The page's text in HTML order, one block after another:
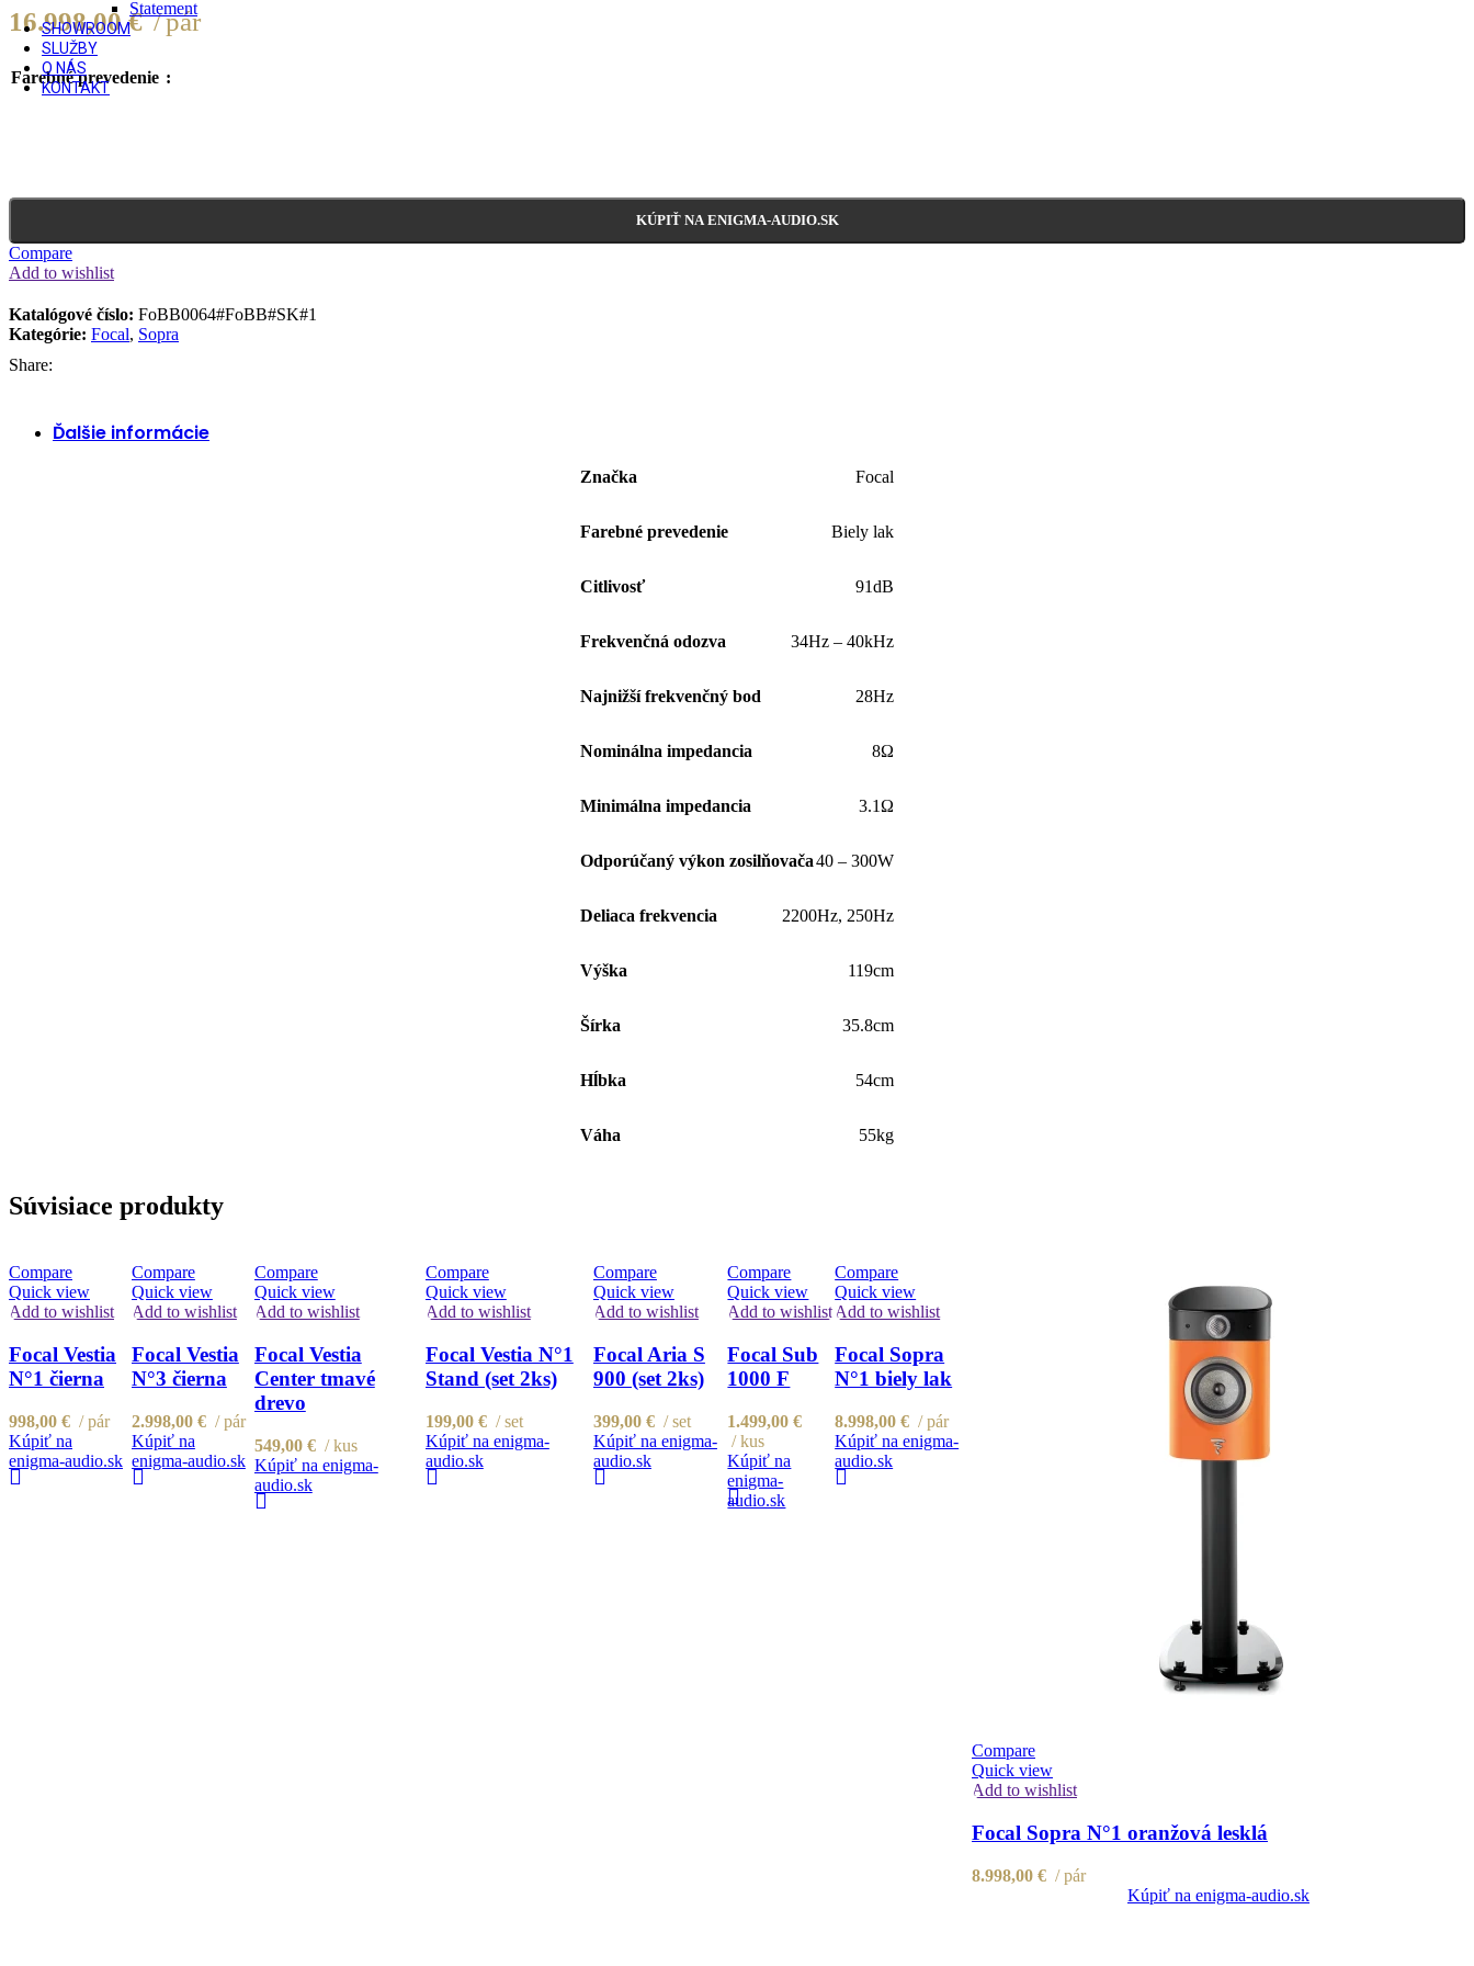
Statement
SHOWROOM
SLUŽBY
O NÁS
KONTAKT
16.998,00€ pár
Farebné prevedenie
KÚPIŤ NA ENIGMA-AUDIO.SK
Compare
Add to wishlist
Katalógové číslo: FoBB0064#FoBB#SK#1
Kategórie: Focal, Sopra
Share:
Ďalšie informácie
Značka Focal
Farebné prevedenie Biely lak
Citlivosť 91dB
Frekvenčná odozva 34Hz – 40kHz
Najnižší frekvenčný bod 28Hz
Nominálna impedancia 8Ω
Minimálna impedancia 3.1Ω
Odporúčaný výkon zosilňovača40 – 300W
Deliaca frekvencia 2200Hz, 250Hz
Výška 119cm
Šírka 35.8cm
Hĺbka 54cm
Váha 55kg
Súvisiace produkty
Compare
Quick view
Add to wishlist
Focal Vestia
N°1 čierna
998,00 €
pár
Kúpiť na
enigma-audio.sk
Compare
Quick view
Add to wishlist
Focal Vestia
N°3 čierna
2.998,00 €
pár
Kúpiť na
enigma-audio.sk
Compare
Quick view
Add to wishlist
Focal Vestia
Center tmavé
drevo
549,00 €
kus
Kúpiť na enigma-
audio.sk
Compare
Quick view
Add to wishlist
Focal Vestia N°1
Stand (set 2ks)
199,00 €
set
Kúpiť na enigma-
audio.sk
Compare
Quick view
Add to wishlist
Focal Aria S
900 (set 2ks)
399,00 €
set
Kúpiť na enigma-
audio.sk
Compare
Quick view
Add to wishlist
Focal Sub
1000 F
1.499,00€
kus
Kúpiť na
enigma-
audio.sk
Compare
Quick view
Add to wishlist
Focal Sopra
N°1 biely lak
8.998,00€
pár
Kúpiť na enigma-
audio.sk
Compare
Quick view
Add to wishlist
Focal Sopra N°1 oranžová lesklá
8.998,00€
pár
Kúpiť na enigma-audio.sk